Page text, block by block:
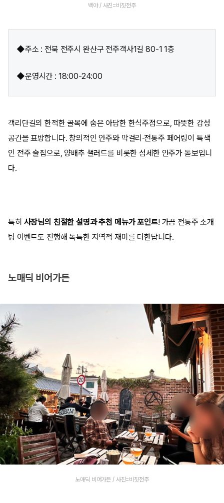
백야 / 사진=비짓전주
◆주소 : 전북 전주시 완산구 전주객사1길 80-1 1층
◆운영시간 : 18:00-24:00
객리단길의 한적한 골목에 숨은 아담한 한식주점으로, 따뜻한 감성
공간을 표방합니다. 창의적인 안주와 막걸리·전통주 페어링이 특색
인 전주 술집으로, 양배추 샐러드를 비롯한 섬세한 안주가 돋보입니
다.
특히 사장님의 친절한 설명과 추천 메뉴가 포인트! 가끔 전통주 소개
팅 이벤트도 진행해 독특한 지역적 재미를 더한답니다.
노매딕 비어가든
노매딕 비어가든 / 사진=비짓전주